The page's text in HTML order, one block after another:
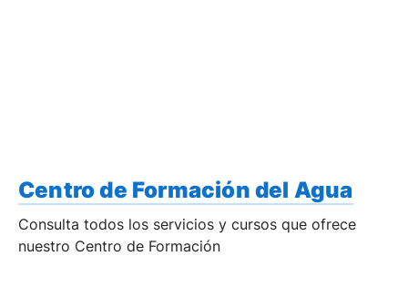
Centro de Formación del Agua
Consulta todos los servicios y cursos que ofrece
nuestro Centro de Formación